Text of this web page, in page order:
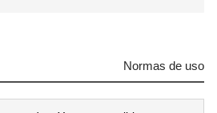
Normas de uso